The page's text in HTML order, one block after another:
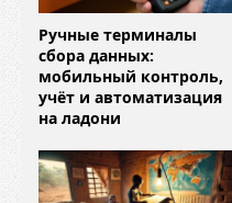
Ручные терминалы
сбора данных:
мобильный контроль,
учёт и автоматизация
на ладони